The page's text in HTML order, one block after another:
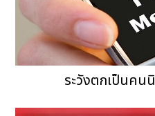
ระวังตกเป็นคน